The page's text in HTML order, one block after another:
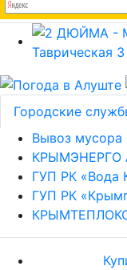
Городские
Вывоз мусора
КРЫМЭНЕРГО
ГУП РК «Вода
ГУП РК